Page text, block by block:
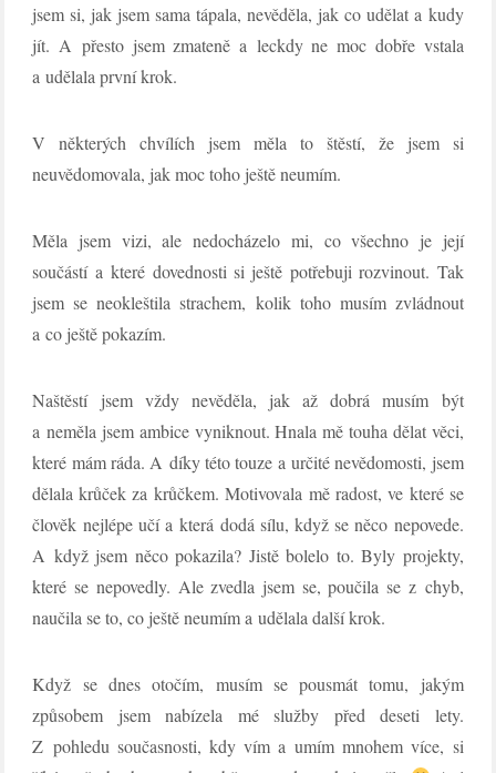
jsem si, jak jsem sama tápala, nevěděla, jak co udělat a kudy
jít. A přesto jsem zmateně a leckdy ne moc dobře vstala
a udělala první krok.
V některých chvílích jsem měla to štěstí, že jsem si
neuvědomovala, jak moc toho ještě neumím.
Měla jsem vizi, ale nedocházelo mi, co všechno je její
součástí a které dovednosti si ještě potřebuji rozvinout. Tak
jsem se neokleštila strachem, kolik toho musím zvládnout
a co ještě pokazím.
Naštěstí jsem vždy nevěděla, jak až dobrá musím být
a neměla jsem ambice vyniknout. Hnala mě touha dělat věci,
které mám ráda. A díky této touze a určité nevědomosti, jsem
dělala krůček za krůčkem. Motivovala mě radost, ve které se
člověk nejlépe učí a která dodá sílu, když se něco nepovede.
A když jsem něco pokazila? Jistě bolelo to. Byly projekty,
které se nepovedly. Ale zvedla jsem se, poučila se z chyb,
naučila se to, co ještě neumím a udělala další krok.
Když se dnes otočím, musím se pousmát tomu, jakým
způsobem jsem nabízela mé služby před deseti lety.
Z pohledu současnosti, kdy vím a umím mnohem více, si